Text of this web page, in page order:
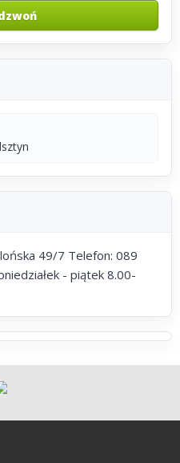
49/7 Telefon: 089
- piątek 8.00-